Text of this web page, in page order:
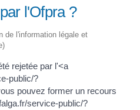
l'Ofpra ?
de l'information légale et
rejetée par l'<a
public/?
pouvez former un recours
service-public/?